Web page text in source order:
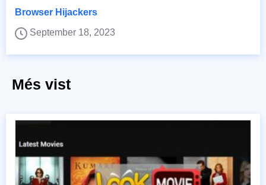
Browser Hijackers
September 18, 2023
Més vist